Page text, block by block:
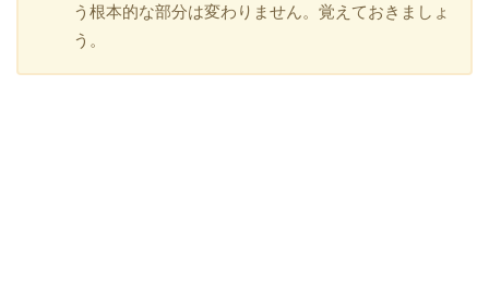
う根本的な部分は変わりません。覚えておきましょ
う。